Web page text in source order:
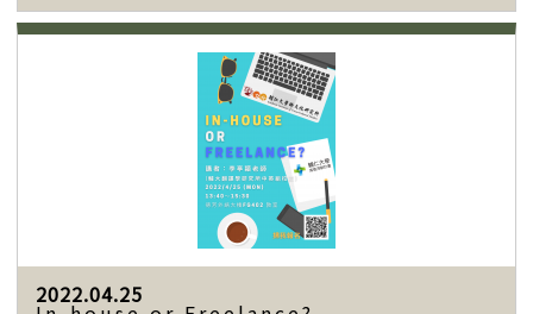
2022.04.25